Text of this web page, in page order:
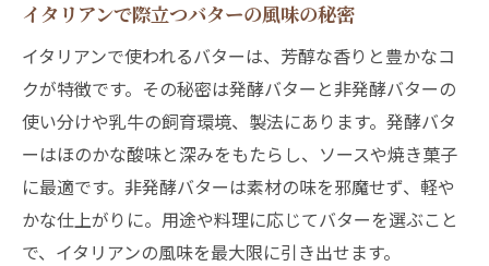
イタリアンを格上げするバター選びの実践
術
バターで深まるイタリアンの味わい体験
イタリアンバターで変わる味わいの世界を
体感
バターが広げるイタリアン料理の奥深い楽
しみ方
イタリアンで際立つバターの風味の秘密
イタリアンで使われるバターは、芳醇な香りと豊かなコ
クが特徴です。その秘密は発酵バターと非発酵バターの
使い分けや乳牛の飼育環境、製法にあります。発酵バタ
ーはほのかな酸味と深みをもたらし、ソースや焼き菓子
に最適です。非発酵バターは素材の味を邪魔せず、軽や
かな仕上がりに。用途や料理に応じてバターを選ぶこと
で、イタリアンの風味を最大限に引き出せます。